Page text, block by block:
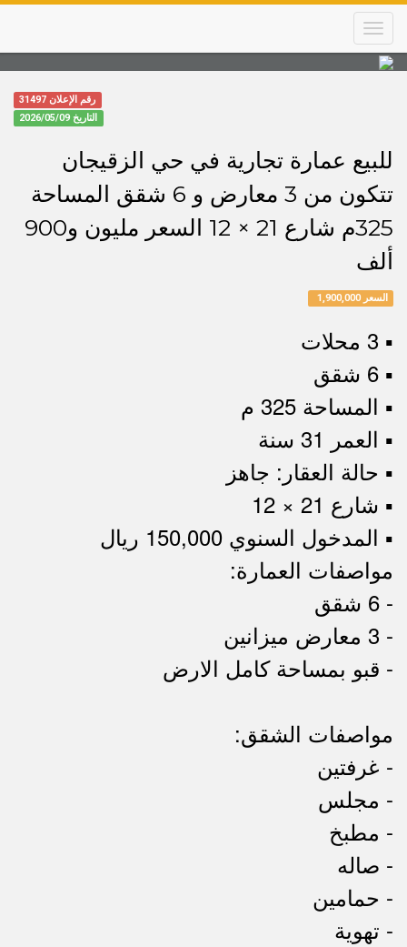
Skip
main
content
رقم الإعلان 31497
التاريخ 2026/05/09
للبيع عمارة تجارية في حي الزقيجان
تتكون من 3 معارض و 6 شقق المساحة
325م شارع 21 × 12 السعر مليون و900
ألف
السعر 1,900,000
▪︎ 3 محلات
▪︎ 6 شقق
▪︎ المساحة 325 م
▪︎ العمر 31 سنة
▪︎ حالة العقار: جاهز
▪︎ شارع 21 × 12
▪︎ المدخول السنوي 150,000 ريال
مواصفات العمارة:
- 6 شقق
- 3 معارض ميزانين
- قبو بمساحة كامل الارض
مواصفات الشقق:
- غرفتين
- مجلس
- مطبخ
- صاله
- حمامين
- تهوية